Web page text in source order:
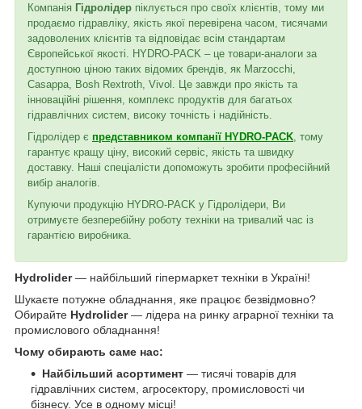
Компанія Гідролідер піклується про своїх клієнтів, тому ми
продаємо гідравліку, якість якої перевірена часом, тисячами
задоволених клієнтів та відповідає всім стандартам
Європейської якості. HYDRO-PACK – це товари-аналоги за
доступною ціною таких відомих брендів, як Marzocchi,
Casappa, Bosh Rextroth, Vivol. Це завжди про якість та
інноваційні рішення, комплекс продуктів для багатьох
гідравлічних систем, високу точність і надійність.
Гідролідер є представником компанії HYDRO-PACK , тому
гарантує кращу ціну, високий сервіс, якість та швидку
доставку. Наші спеціалісти допоможуть зробити професійний
вибір аналогів.
Купуючи продукцію HYDRO-PACK у Гідролідери, Ви
отримуєте безперебійну роботу техніки на тривалий час із
гарантією виробника.
Hydrolider— найбільший гіпермаркет техніки в Україні!
Шукаєте потужне обладнання, яке працює безвідмовно?
Обирайте Hydrolider— лідера на ринку аграрної техніки та
промислового обладнання!
Чому обирають саме нас:
Найбільший асортимент — тисячі товарів для
гідравлічних систем, агросектору, промисловості чи
бізнесу. Усе в одному місці!